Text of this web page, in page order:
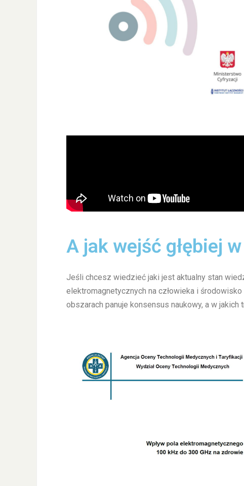
A jak wejść głębiej
Jeśli chcesz wiedzieć jaki jest aktualny stan
elektromagnetycznych na człowieka i
obszarach panuje konsensus naukowy, a w